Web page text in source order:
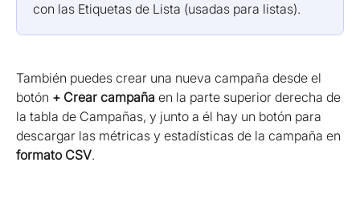
con las Etiquetas de Lista (usadas para listas).
También puedes crear una nueva campaña desde el
botón + Crear campaña en la parte superior derecha de
la tabla de Campañas, y junto a él hay un botón para
descargar las métricas y estadísticas de la campaña en
formato CSV.